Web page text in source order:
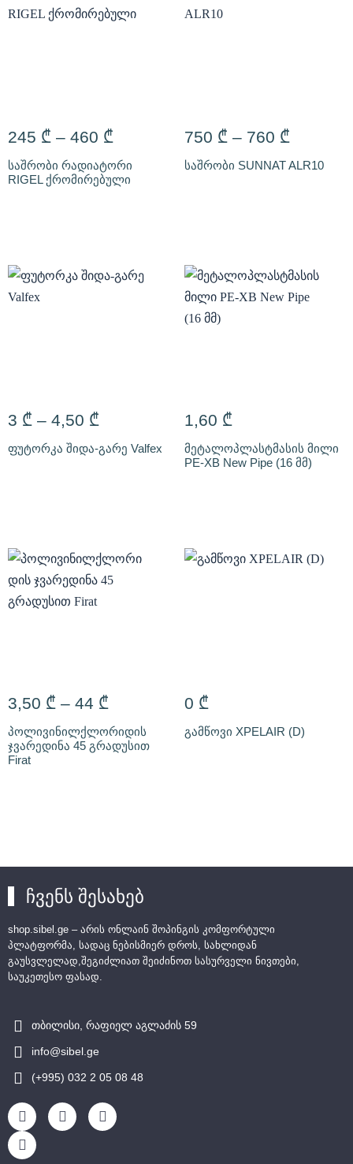
245 ₾ – 460 ₾
საშრობი რადიატორი
RIGEL ქრომირებული
750 ₾ – 760 ₾
საშრობი SUNNAT ALR10
3 ₾ – 4,50 ₾
ფუტორკა შიდა-გარე Valfex
1,60 ₾
მეტალოპლასტმასის მილი
PE-XB New Pipe (16 მმ)
3,50 ₾ – 44 ₾
პოლივინილქლორიდის
ჯვარედინა 45 გრადუსით
Firat
0 ₾
გამწოვი XPELAIR (D)
ჩვენს შესახებ
shop.sibel.ge – არის ონლაინ შოპინგის კომფორტული
პლატფორმა, სადაც ნებისმიერ დროს, სახლიდან
გაუსვლელად,შეგიძლიათ შეიძინოთ სასურველი ნივთები,
საუკეთესო ფასად.
თბილისი, რაფიელ აგლაძის 59
info@sibel.ge
(+995) 032 2 05 08 48